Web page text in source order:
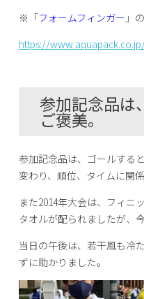
※「フォームフィンガー 」
https://
参加記念品は
ご褒美。
参加記念品は、ゴールする
変わり、順位、タイムに関
また2014年大会は、フィニ
タオルが配られましたが、
当日の午後は、若干風も冷
ずに助かりました。